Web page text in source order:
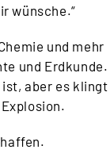
wünsche.“
und mehr
und Erdkunde.
ist, aber es klingt